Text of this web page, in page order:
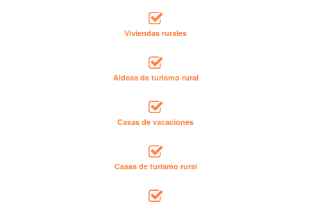
Viviendas rurales
Aldeas de turismo rural
Casas de vacaciones
Casas de turismo rural